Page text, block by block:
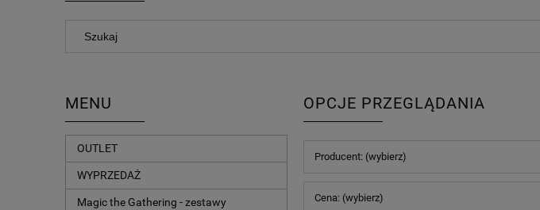
MENU
OUTLET
WYPRZEDAŻ
Magic the Gathering - zestawy
OPCJE PRZEGLĄDANIA
Producent: (wybierz)
Cena: (wybierz)